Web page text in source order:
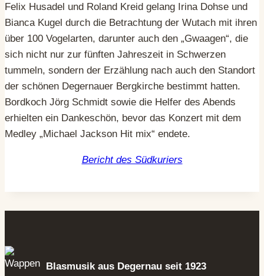
Felix Husadel und Roland Kreid gelang Irina Dohse und
Bianca Kugel durch die Betrachtung der Wutach mit ihren
über 100 Vogelarten, darunter auch den „Gwaagen“, die
sich nicht nur zur fünften Jahreszeit in Schwerzen
tummeln, sondern der Erzählung nach auch den Standort
der schönen Degernauer Bergkirche bestimmt hatten.
Bordkoch Jörg Schmidt sowie die Helfer des Abends
erhielten ein Dankeschön, bevor das Konzert mit dem
Medley „Michael Jackson Hit mix“ endete.
Bericht des Südkuriers
Blasmusik aus Degernau seit 1923